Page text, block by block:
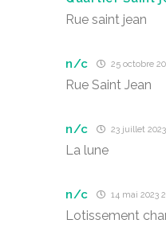
Rue saint jean
n/c 25 octobre
Rue Saint Jean
n/c 23 juillet
La lune
n/c 14 mai 2023
Lotissement